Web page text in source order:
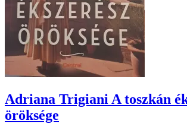
Adriana Trigiani A toszkán
öröksége